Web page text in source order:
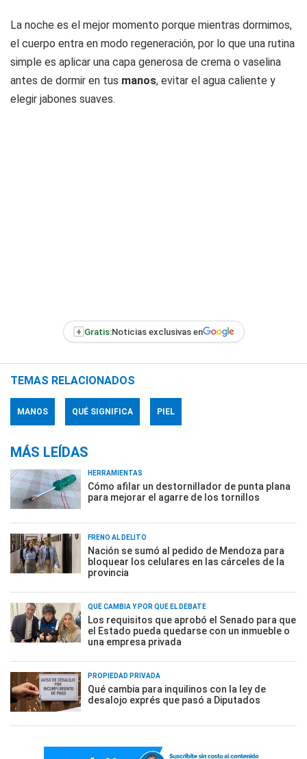
La noche es el mejor momento porque mientras dormimos,
el cuerpo entra en modo regeneración, por lo que una rutina
simple es aplicar una capa generosa de crema o vaselina
antes de dormir en tus manos, evitar el agua caliente y
elegir jabones suaves.
+ Gratis:Noticias exclusivas en
TEMAS RELACIONADOS
MANOS QUÉ SIGNIFICA PIEL
MÁS LEÍDAS
HERRAMIENTAS
Cómo afilar un destornillador de punta plana
para mejorar el agarre de los tornillos
FRENO AL DELITO
Nación se sumó al pedido de Mendoza para
bloquear los celulares en las cárceles de la
provincia
QUÉ CAMBIA Y POR QUÉ EL DEBATE
Los requisitos que aprobó el Senado para que
el Estado pueda quedarse con un inmueble o
una empresa privada
PROPIEDAD PRIVADA
Qué cambia para inquilinos con la ley de
desalojo exprés que pasó a Diputados